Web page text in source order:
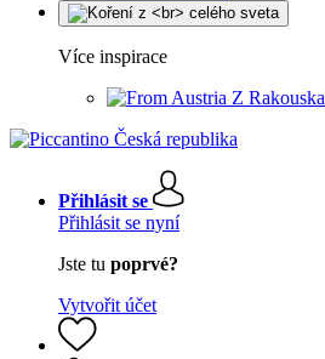
Více inspirace
Z Rakouska
Přihlásit se
Přihlásit se nyní
Jste tu poprvé?
Vytvořit účet